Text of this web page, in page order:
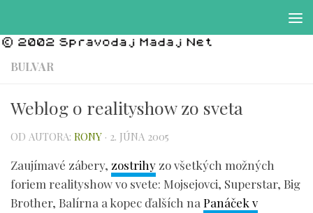
BULVAR
Weblog o realityshow zo sveta
OD AUTORA: RONY · 2. JÚNA 2005
Zaujímavé zábery, zostrihy zo všetkých možných
foriem realityshow vo svete: Mojsejovci, Superstar, Big
Brother, Balírna a kopec ďalších na Panáček v